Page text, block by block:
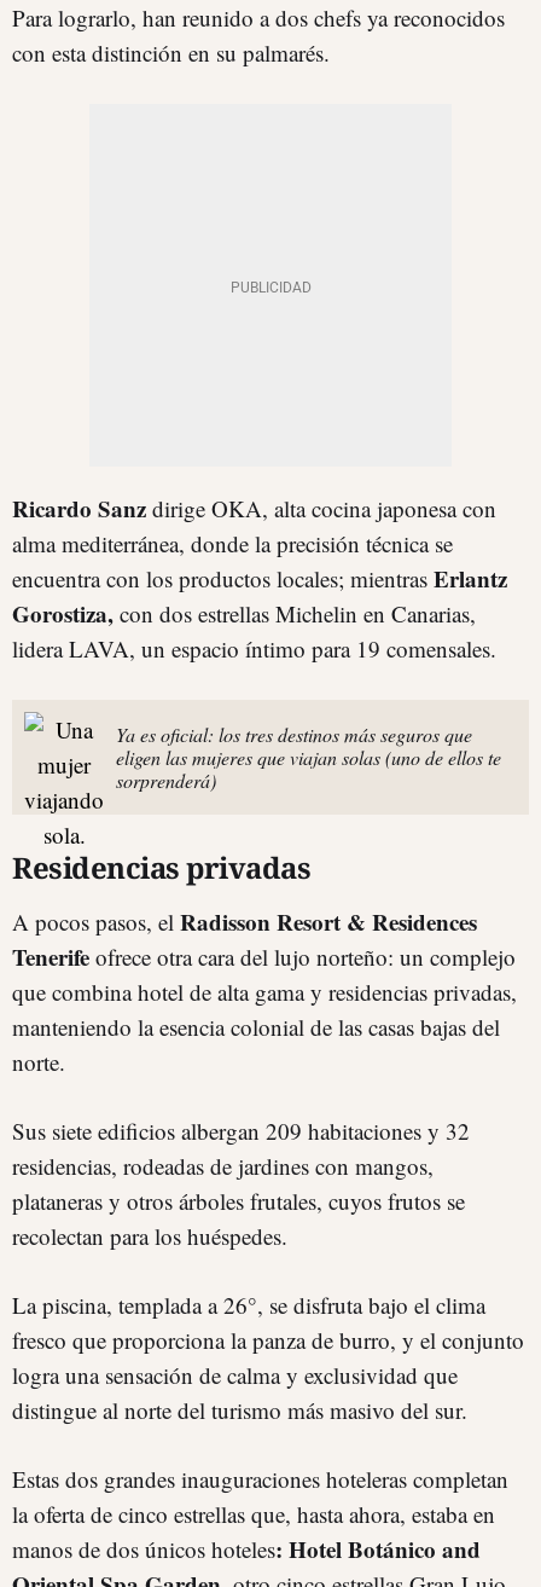
Para lograrlo, han reunido a dos chefs ya reconocidos
con esta distinción en su palmarés.
Ricardo Sanz dirige OKA, alta cocina japonesa con
alma mediterránea, donde la precisión técnica se
encuentra con los productos locales; mientras Erlantz
Gorostiza, con dos estrellas Michelin en Canarias,
lidera LAVA, un espacio íntimo para 19 comensales.
Ya es oficial: los tres destinos más seguros que
eligen las mujeres que viajan solas (uno de ellos te
sorprenderá)
Residencias privadas
A pocos pasos, el Radisson Resort & Residences
Tenerife ofrece otra cara del lujo norteño: un complejo
que combina hotel de alta gama y residencias privadas,
manteniendo la esencia colonial de las casas bajas del
norte.
Sus siete edificios albergan 209 habitaciones y 32
residencias, rodeadas de jardines con mangos,
plataneras y otros árboles frutales, cuyos frutos se
recolectan para los huéspedes.
La piscina, templada a 26°, se disfruta bajo el clima
fresco que proporciona la panza de burro, y el conjunto
logra una sensación de calma y exclusividad que
distingue al norte del turismo más masivo del sur.
Estas dos grandes inauguraciones hoteleras completan
la oferta de cinco estrellas que, hasta ahora, estaba en
manos de dos únicos hoteles: Hotel Botánico and